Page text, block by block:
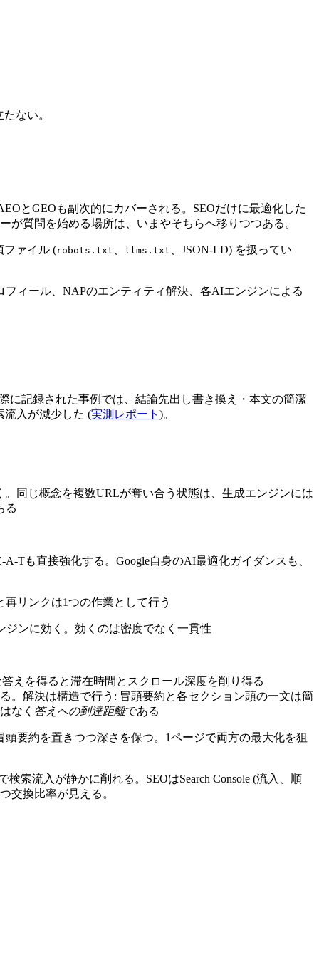
ない。
とGEOも副次的にカバーされる。SEOだけに最適化した
が質問を始める場所は、いまやそちらへ移りつつある。
ファイル (robots.txt llms.txt
、JSON-LD) を扱ってい
フィール、NAPのエンティティ解決、各AIエンジンによる
記録された事例では、結論先出し書き換え・本文の簡潔
流入が減少した (実測レポート )。
同じ概念を複数URLが奪い合う状態は、生成エンジンには
る
Tも直接強化する。Google自身のAI最適化ガイダンスも、
リンクは1つの作業として行う
ンに効く。効くのは密度でなく一貫性
えを得ると滞在時間とスクロール深度を削り得る
。解決は構造で行う: 冒頭要約と各セクション頭の一文は簡
なく 答えへの到達距離である
要約を置きつつ深さを保つ。1ページで両方の最大化を狙
索流入が静かに削れる。SEOはSearch Console (流入、順
交換比率が見える。